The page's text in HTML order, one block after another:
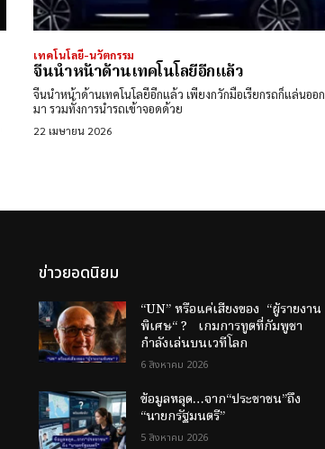
เทคโนโลยี-นวัตกรรม
จีนนำหน้าด้านเทคโนโลยีอีกแล้ว
จีนนำหน้าด้านเทคโนโลยีอีกแล้ว เพียงกวักมือเรียกรถก็แล่นออก
มา รวมทั้งการนำรถเข้าจอดด้วย
22 เมษายน 2026
ข่าวยอดนิยม
“UN” หรือแค่เสียงของ “ผู้รายงาน
พิเศษ“ ? เกมการทูตที่กัมพูชา
กำลังเล่นบนเวทีโลก
6 สิงหาคม 2026
ข้อมูลหลุด…จาก“ประชาชน”ถึง
“นายกรัฐมนตรี”
5 สิงหาคม 2026